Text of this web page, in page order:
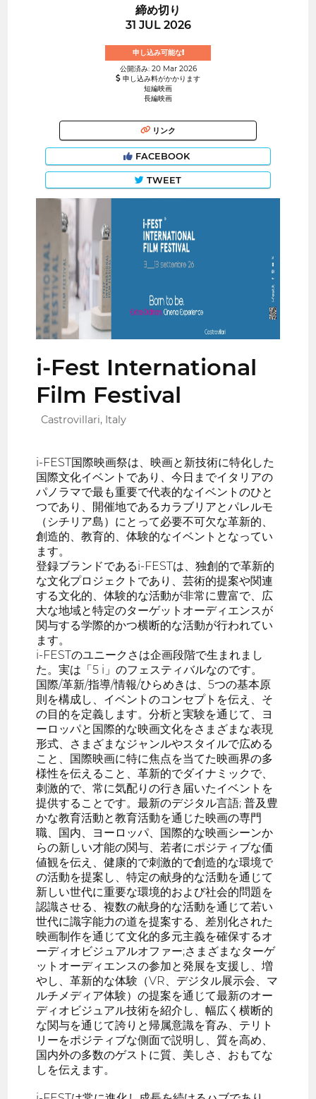
締め切り
31 JUL 2026
申し込み可能な!
公開済み: 20 Mar 2026
申し込み料がかかります
短編映画
長編映画
リンク
FACEBOOK
TWEET
i-Fest International
Film Festival
Castrovillari, Italy
i-FEST国際映画祭は、映画と新技術に特化した
国際文化イベントであり、今日までイタリアの
パノラマで最も重要で代表的なイベントのひと
つであり、開催地であるカラブリアとパレルモ
（シチリア島）にとって必要不可欠な革新的、
創造的、教育的、体験的なイベントとなってい
ます。
登録ブランドであるi-FESTは、独創的で革新的
な文化プロジェクトであり、芸術的提案や関連
する文化的、体験的な活動が非常に豊富で、広
大な地域と特定のターゲットオーディエンスが
関与する学際的かつ横断的な活動が行われてい
ます。
i-FESTのユニークさは企画段階で生まれまし
た。実は「5 i」のフェスティバルなのです。
国際/革新/指導/情報/ひらめきは、5つの基本原
則を構成し、イベントのコンセプトを伝え、そ
の目的を定義します。分析と実験を通じて、ヨ
ーロッパと国際的な映画文化をさまざまな表現
形式、さまざまなジャンルやスタイルで広める
こと、国際映画に特に焦点を当てた映画界の多
様性を伝えること、革新的でダイナミックで、
刺激的で、常に気配りの行き届いたイベントを
提供することです。最新のデジタル言語; 普及豊
かな教育活動と教育活動を通じた映画の専門
職、国内、ヨーロッパ、国際的な映画シーンか
らの新しい才能の関与、若者にポジティブな価
値観を伝え、健康的で刺激的で創造的な環境で
の活動を提案し、特定の献身的な活動を通じて
新しい世代に重要な環境的および社会的問題を
認識させる、複数の献身的な活動を通じて若い
世代に識字能力の道を提案する、差別化された
映画制作を通じて文化的多元主義を確保するオ
ーディオビジュアルオファー;さまざまなターゲ
ットオーディエンスの参加と発展を支援し、増
やし、革新的な体験（VR、デジタル展示会、マ
ルチメディア体験）の提案を通じて最新のオー
ディオビジュアル技術を紹介し、幅広く横断的
な関与を通じて誇りと帰属意識を育み、テリト
リーをポジティブな側面で説明し、質を高め、
国内外の多数のゲストに質、美しさ、おもてな
しを伝えます。